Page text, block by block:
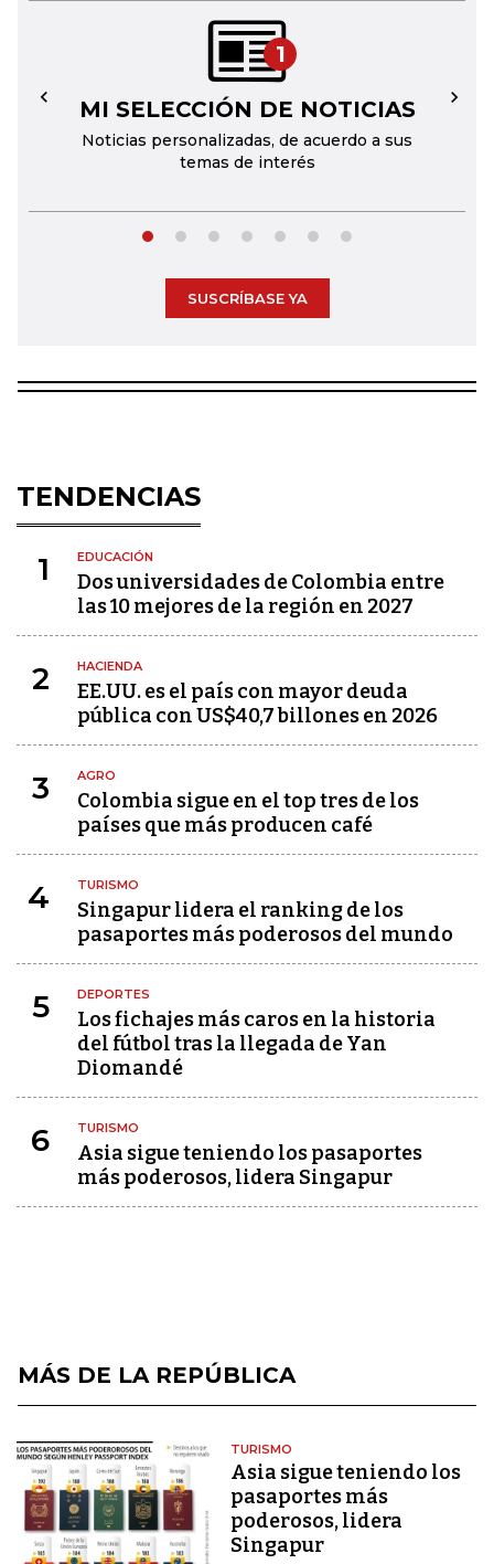
1
MI SELECCIÓN DE NOTICIAS
Noticias personalizadas, de acuerdo a sus
temas de interés
← →
SUSCRÍBASE YA
TENDENCIAS
1 EDUCACIÓN
Dos universidades de Colombia entre
las 10 mejores de la región en 2027
2 HACIENDA
EE.UU. es el país con mayor deuda
pública con US$40,7 billones en 2026
3 AGRO
Colombia sigue en el top tres de los
países que más producen café
4 TURISMO
Singapur lidera el ranking de los
pasaportes más poderosos del mundo
5 DEPORTES
Los fichajes más caros en la historia
del fútbol tras la llegada de Yan
Diomandé
6 TURISMO
Asia sigue teniendo los pasaportes
más poderosos, lidera Singapur
MÁS DE LA REPÚBLICA
TURISMO
Asia sigue teniendo los
pasaportes más
poderosos, lidera
Singapur